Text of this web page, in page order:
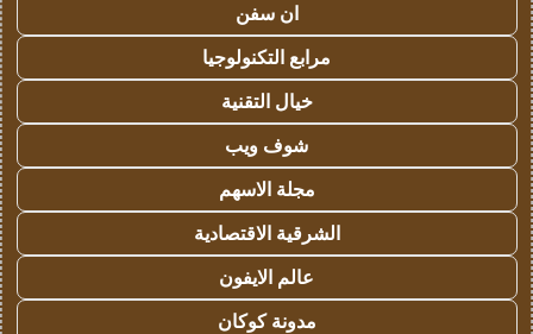
ان سفن
مرابع التكنولوجيا
خيال التقنية
شوف ويب
مجلة الاسهم
الشرقية الاقتصادية
عالم الايفون
مدونة كوكان